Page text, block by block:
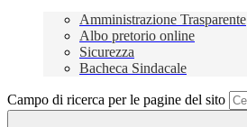
Amministrazione Trasparente
Albo pretorio online
Sicurezza
Bacheca Sindacale
Campo di ricerca per le pagine del sito